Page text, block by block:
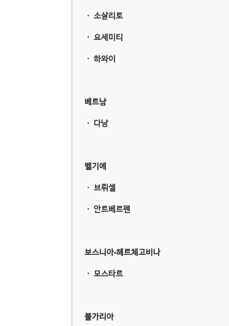
ㆍ 소살리토
ㆍ 요세미티
ㆍ 하와이
베트남
ㆍ 다낭
벨기에
ㆍ 브뤼셀
ㆍ 안트베르펜
보스니아-헤르체고비나
ㆍ 모스타르
불가리아